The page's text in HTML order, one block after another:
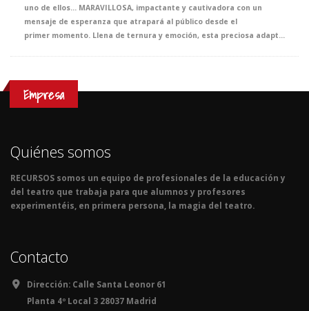
uno de ellos... MARAVILLOSA, impactante y cautivadora con un
mensaje de esperanza que atrapará al público desde el
primer momento. Llena de ternura y emoción, esta preciosa adaptación pensada para tus alumnos, es una oportunidad única para meterse en la piel de Anna, deliciosa, llena de vida y curiosidad, en un capítulo de la historia que marcará su destino y el nuestro para siempre.
Empresa
Quiénes somos
RECURSOS somos un equipo de profesionales de la educación y
del teatro que trabaja para que alumnos y profesores
experimentéis, en primera persona, la magia del teatro.
Contacto
Dirección: Calle Santa Leonor 61
Planta 4º Local 3 28037 Madrid